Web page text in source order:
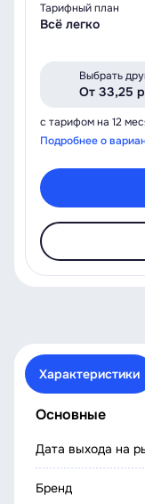
Тарифный план
Всё легко
Выбрать
От 33,25
с тарифом на 12
Подробнее о
Характеристики
Основные
Дата выхода на
Бренд